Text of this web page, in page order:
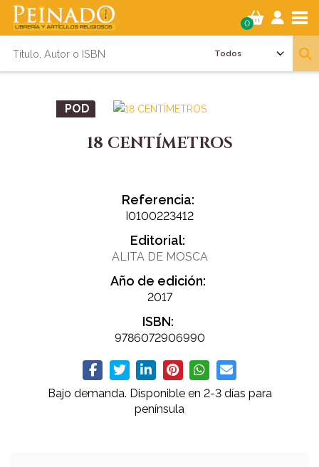
0
POD
18 CENTÍMETROS
Referencia:
I0100223412
Editorial:
ALITA DE MOSCA
Año de edición:
2017
ISBN:
9786072906990
Bajo demanda. Disponible en 2-3 días para
península